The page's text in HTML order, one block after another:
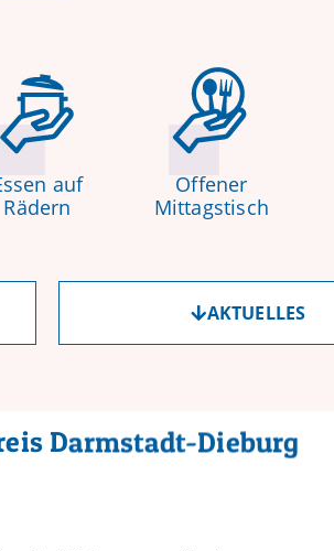
auf
Rädern
Offener
Mittagstisch
AKTUELLES
Darmstadt-Dieburg